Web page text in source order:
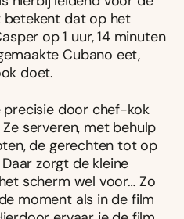
betekent dat op het
op 1 uur, 14 minuten
Cubano eet,
doet.
door chef-kok
serveren, met behulp
de gerechten tot op
zorgt de kleine
scherm wel voor… Zo
moment als in de film